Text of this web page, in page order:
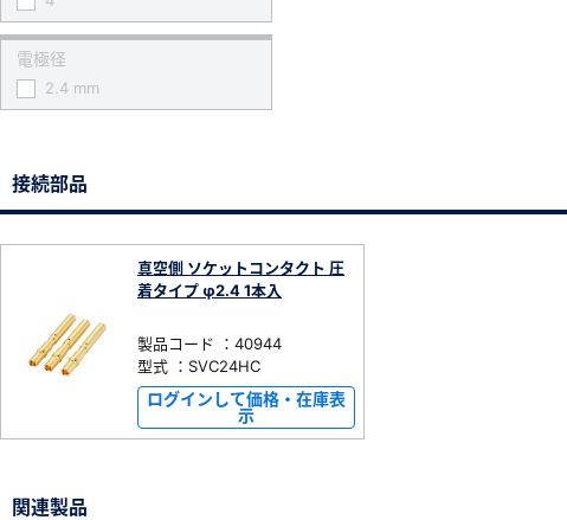
電極径
2.4 mm
接続部品
真空側 ソケットコンタクト 圧
着タイプ φ2.4 1本入
製品コード ：40944
型式 ：SVC24HC
ログインして価格・在庫表
示
関連製品